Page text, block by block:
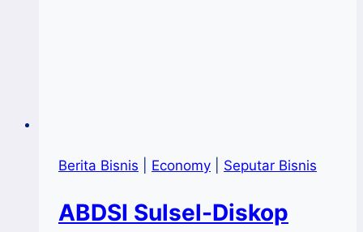
Berita Bisnis Economy Seputar Bisnis
ABDSI Sulsel-Diskop